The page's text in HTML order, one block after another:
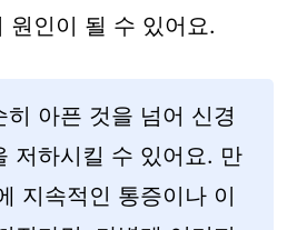
원인이 될 수 있어요.
히 아픈 것을 넘어 신경
저하시킬 수 있어요. 만
지속적인 통증이나 이